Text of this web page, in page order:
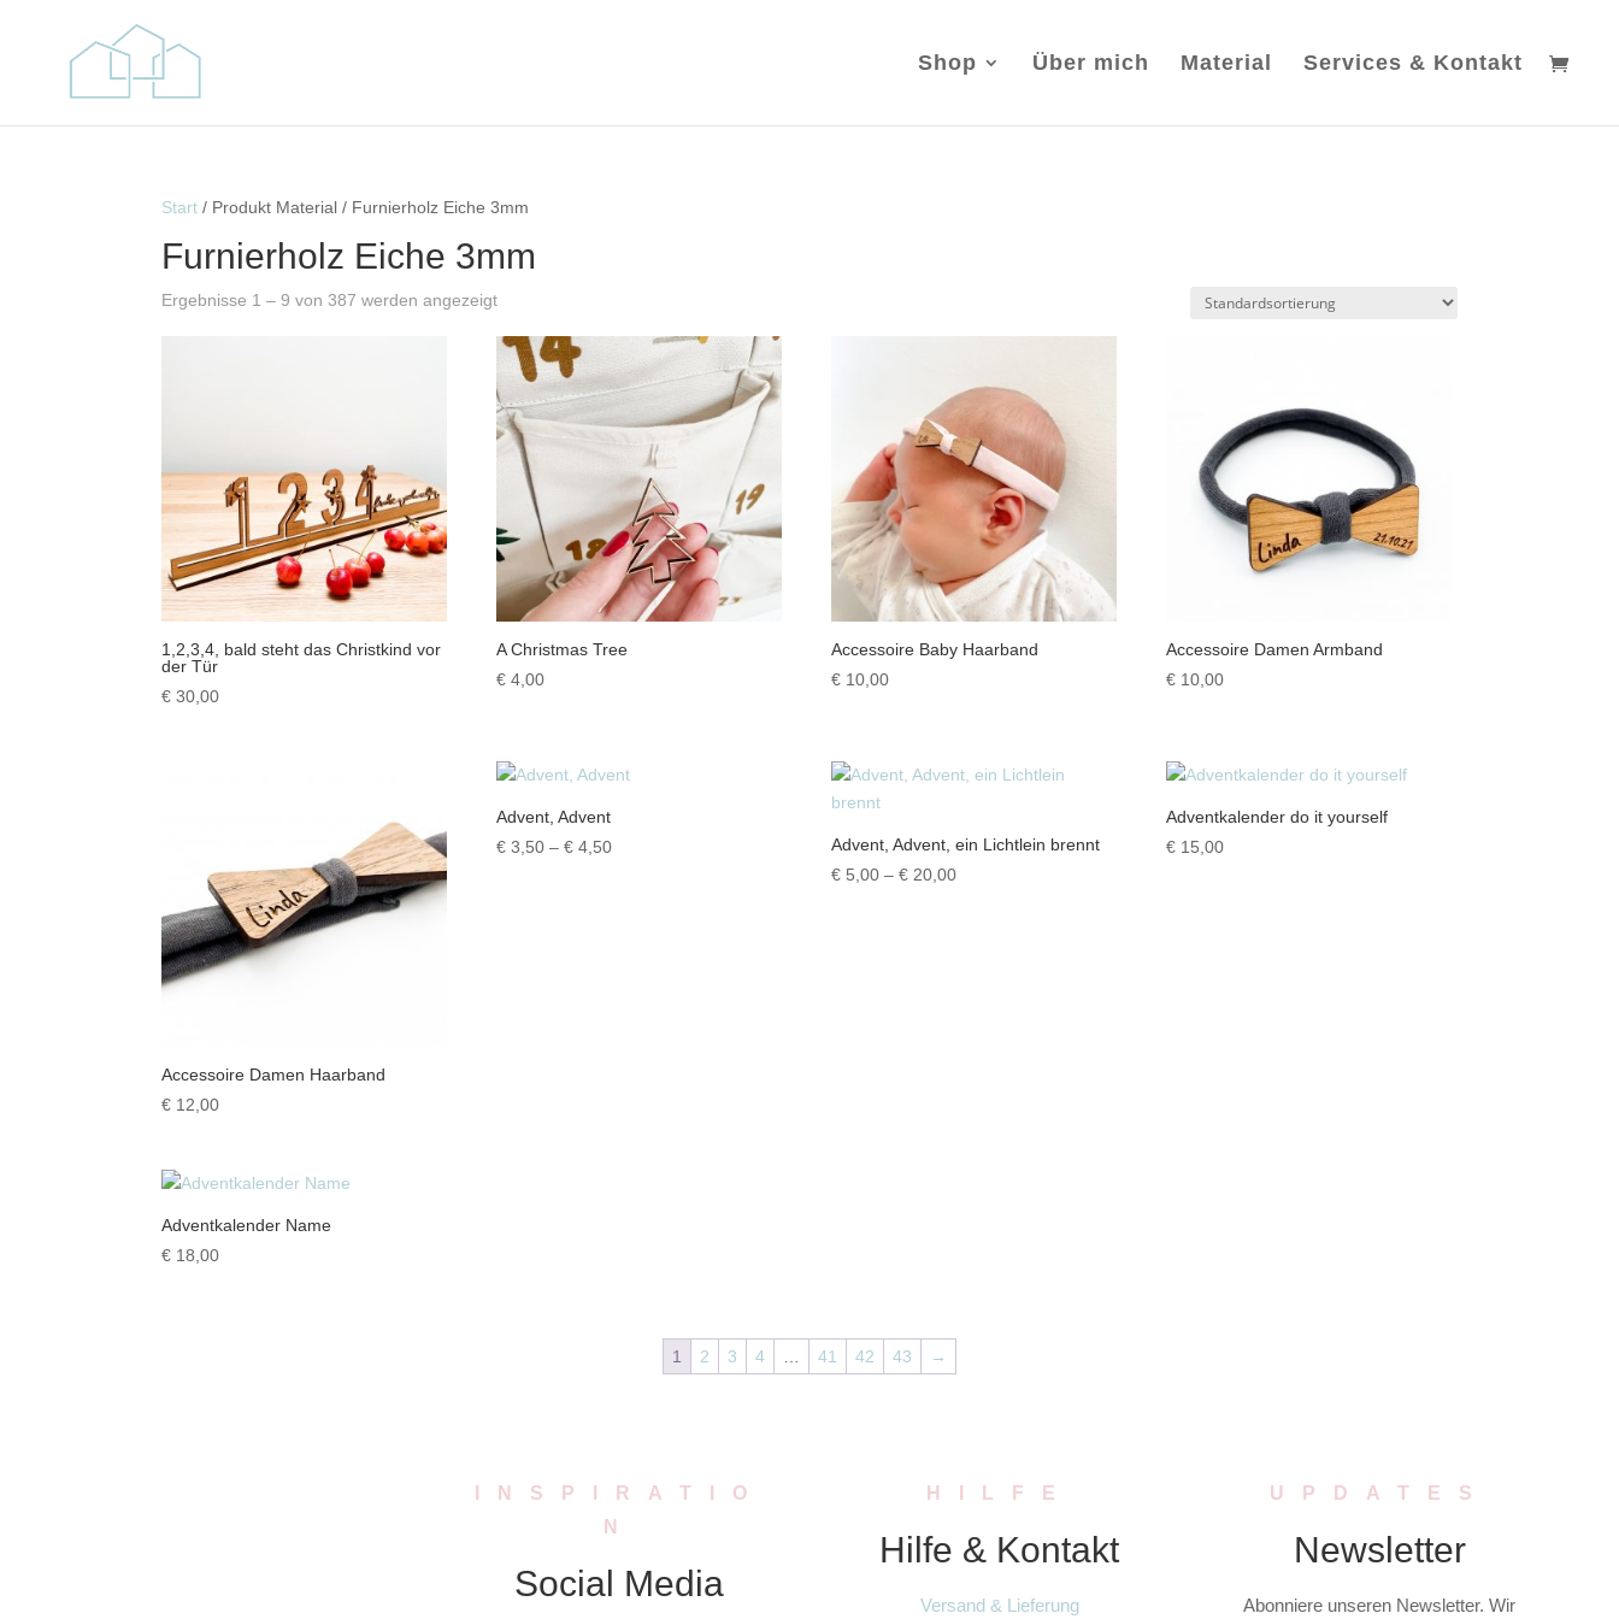
Shop Über mich Material Services & Kontakt
Start / Produkt Material / Furnierholz Eiche 3mm
Furnierholz Eiche 3mm
Ergebnisse 1 – 9 von 387 werden angezeigt
1,2,3,4, bald steht das Christkind vor
der Tür
€ 30,00
A Christmas Tree
€ 4,00
Accessoire Baby Haarband
€ 10,00
Accessoire Damen Armband
€ 10,00
Accessoire Damen Haarband
€ 12,00
Advent, Advent
€ 3,50 –€ 4,50Preisspanne:
Advent, Advent, ein Lichtlein brennt
€ 5,00 –€ 20,00Preisspanne:
Adventkalender do it yourself
€ 15,00
Adventkalender Name
€ 18,00
1 2 3 4 41 42 43 →
INSPIRATIO
N
Social Media
HILFE
Hilfe & Kontakt
Versand & Lieferung
UPDATES
Newsletter
Abonniere unseren Newsletter. Wir